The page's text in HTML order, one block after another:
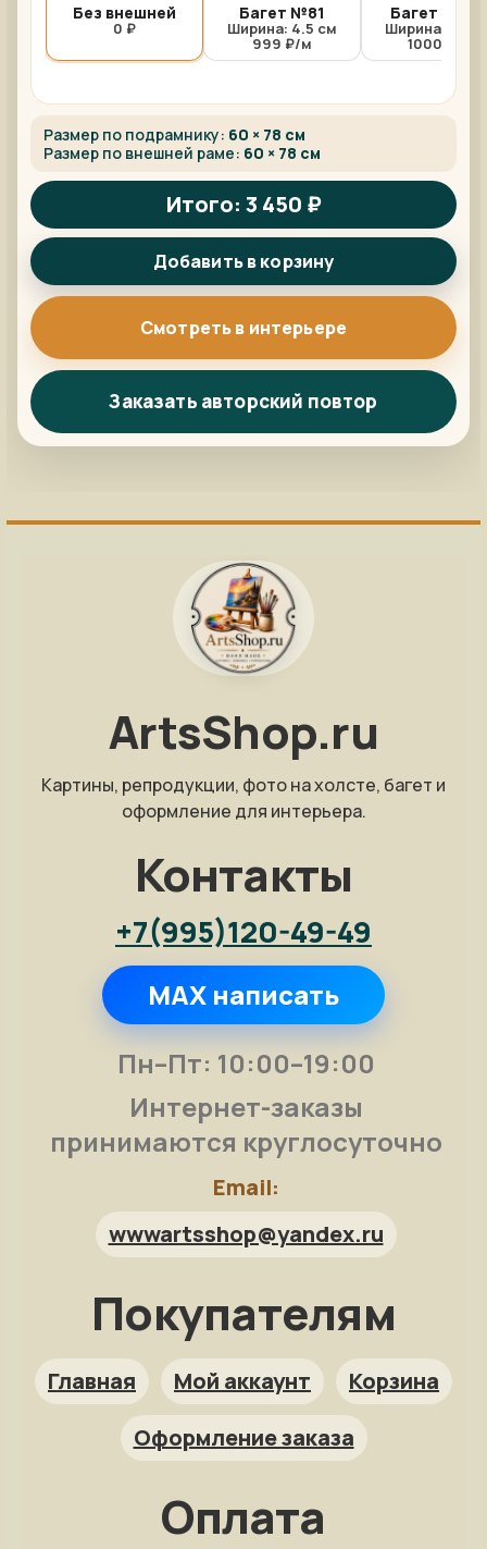
Без внешней
0 ₽
Багет №81
Ширина: 4.5 см
999 ₽/м
Багет №81/
Ширина: 4.5
1000 ₽/м
Размер по подрамнику: 60 × 78 см
Размер по внешней раме: 60 × 78 см
Итого: 3 450 ₽
Добавить в корзину
Смотреть в интерьере
Заказать авторский повтор
ArtsShop.ru
Картины, репродукции, фото на холсте, багет и
оформление для интерьера.
Контакты
+7(995)120-49-49
MAX написать
Пн–Пт: 10:00–19:00
Интернет-заказы
принимаются круглосуточно
Email:
wwwartsshop@yandex.ru
Покупателям
Главная Мой аккаунт
Корзина
Оформление заказа
Оплата
Арт-помощница
ArtsShop.ru
Репродукция на заказ